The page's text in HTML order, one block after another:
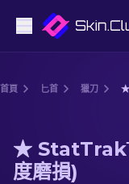
步槍
首頁 匕首 獵刀 ★
Media of ★
★
度磨損)